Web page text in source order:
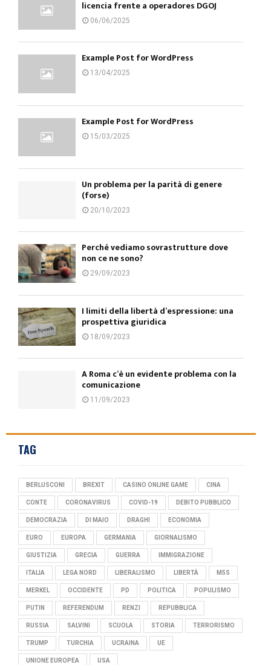
licencia frente a operadores DGOJ
06/06/2025
Example Post for WordPress
13/04/2025
Example Post for WordPress
15/03/2025
Un problema per la parità di genere
(forse)
20/10/2023
Perché vediamo sovrastrutture dove
non ce ne sono?
29/09/2023
I limiti della libertà d’espressione: una
prospettiva giuridica
18/09/2023
A Roma c’è un evidente problema con la
comunicazione
11/09/2023
TAG
BERLUSCONI BREXIT CASINO ONLINE GAME CINA
CONTE CORONAVIRUS COVID-19 DEBITO PUBBLICO
DEMOCRAZIA DI MAIO DRAGHI ECONOMIA
EURO EUROPA GERMANIA GIORNALISMO
GIUSTIZIA GRECIA GUERRA IMMIGRAZIONE
ITALIA LEGA NORD LIBERALISMO LIBERTÀ M5S
MERKEL OCCIDENTE PD POLITICA POPULISMO
PUTIN REFERENDUM RENZI REPUBBLICA
RUSSIA SALVINI SCUOLA STORIA TERRORISMO
TRUMP TURCHIA UCRAINA UE
UNIONE EUROPEA USA